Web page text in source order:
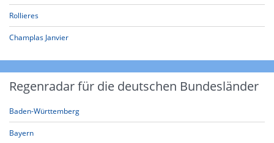
Rollieres
Champlas Janvier
Regenradar für die deutschen Bundesländer
Baden-Württemberg
Bayern